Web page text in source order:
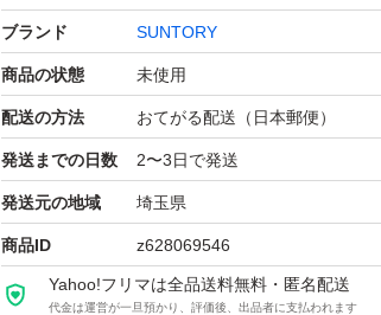
ブランド SUNTORY
商品の状態 未使用
配送の方法 おてがる配送（日本郵便）
発送までの日数 2〜3日で発送
発送元の地域 埼玉県
商品ID z628069546
Yahoo!フリマは全品送料無料・匿名配送
代金は運営が一旦預かり、評価後、出品者に支払われます